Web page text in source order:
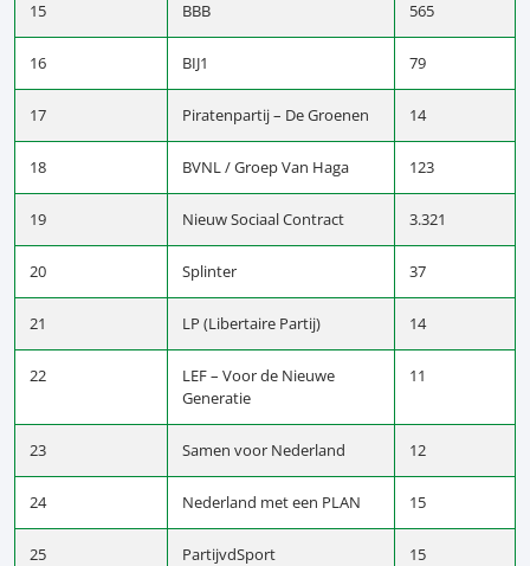
15 BBB 565
16 BIJ1 79
17 Piratenpartij – De Groenen 14
18 BVNL / Groep Van Haga 123
19 Nieuw Sociaal Contract 3.321
20 Splinter 37
21 LP (Libertaire Partij) 14
22
LEF – Voor de Nieuwe
Generatie
11
23 Samen voor Nederland 12
24 Nederland met een PLAN 15
25 PartijvdSport 15